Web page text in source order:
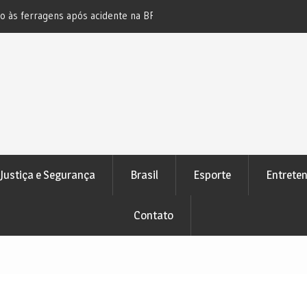
ferragens após acidente na BR-
Pedrão
atenção de devedores
Justiça e Segurança Brasil Esporte
Contato